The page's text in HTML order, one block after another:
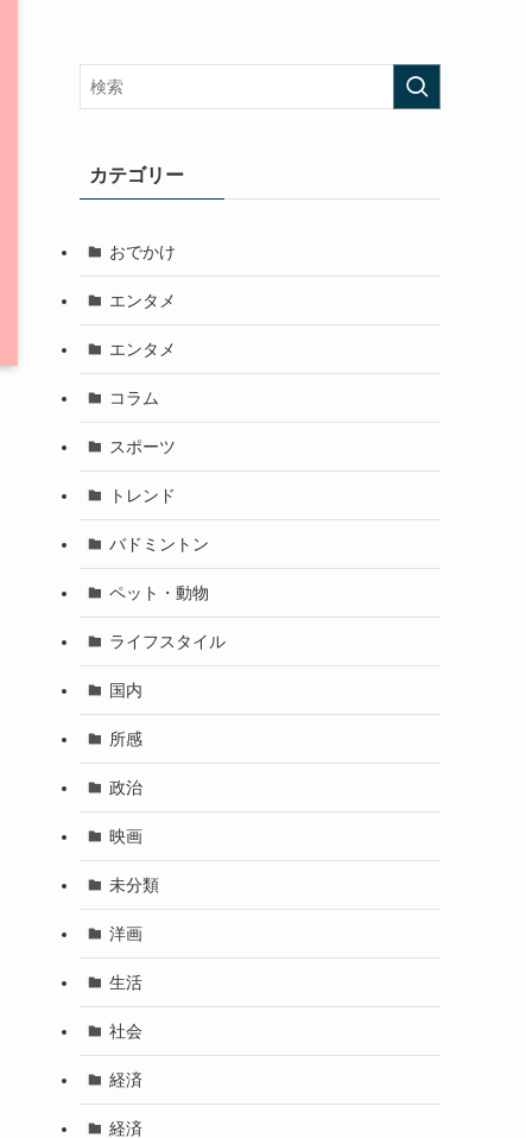
カテゴリー
おでかけ
エンタメ
エンタメ
コラム
スポーツ
トレンド
バドミントン
ペット・動物
ライフスタイル
国内
所感
政治
映画
未分類
洋画
生活
社会
経済
経済